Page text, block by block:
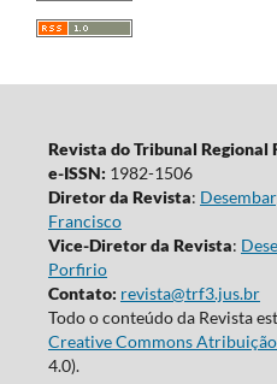
Revista do Tribunal Regional
e-ISSN: 1982-1506
Diretor da Revista:
Francisco
Vice-Diretor da Revista:
Porfirio
Contato: revista@trf3.jus.br
Todo o conteúdo da Revista
Creative Commons
4.0).